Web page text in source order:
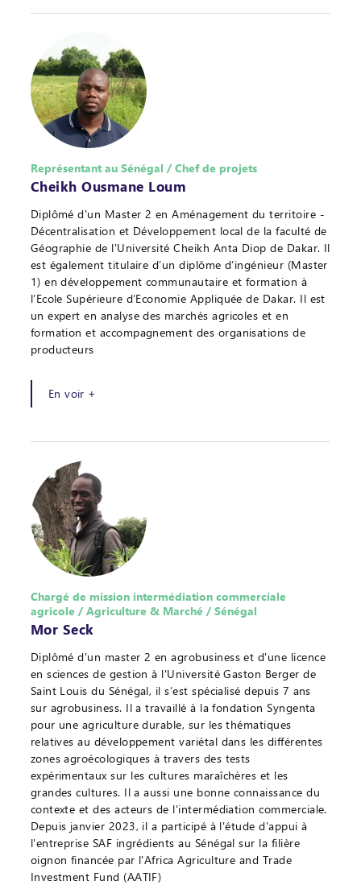
Représentant au Sénégal / Chef de projets
Cheikh Ousmane Loum
Diplômé d'un Master 2 en Aménagement du territoire -
Décentralisation et Développement local de la faculté de
Géographie de l'Université Cheikh Anta Diop de Dakar. Il
est également titulaire d’un diplôme d’ingénieur (Master
1) en développement communautaire et formation à
l’Ecole Supérieure d’Economie Appliquée de Dakar. Il est
un expert en analyse des marchés agricoles et en
formation et accompagnement des organisations de
producteurs
En voir +
Chargé de mission intermédiation commerciale
agricole / Agriculture & Marché / Sénégal
Mor Seck
Diplômé d'un master 2 en agrobusiness et d'une licence
en sciences de gestion à l'Université Gaston Berger de
Saint Louis du Sénégal, il s’est spécialisé depuis 7 ans
sur agrobusiness. Il a travaillé à la fondation Syngenta
pour une agriculture durable, sur les thématiques
relatives au développement variétal dans les différentes
zones agroécologiques à travers des tests
expérimentaux sur les cultures maraîchères et les
grandes cultures. Il a aussi une bonne connaissance du
contexte et des acteurs de l'intermédiation commerciale.
Depuis janvier 2023, il a participé à l'étude d'appui à
l'entreprise SAF ingrédients au Sénégal sur la filière
oignon financée par l'Africa Agriculture and Trade
Investment Fund (AATIF)